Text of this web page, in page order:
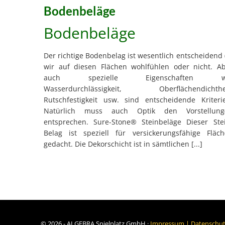
Bodenbeläge
Bodenbeläge
Der richtige Bodenbelag ist wesentlich entscheidend
wir auf diesen Flächen wohlfühlen oder nicht.
auch spezielle Eigenschaften
Wasserdurchlässigkeit,
Rutschfestigkeit usw. sind entscheidende
Natürlich muss auch Optik den
entsprechen. Sure-Stone® Steinbeläge Dieser
Belag ist speziell für versickerungsfähige
gedacht. Die Dekorschicht ist in sämtlichen [...]